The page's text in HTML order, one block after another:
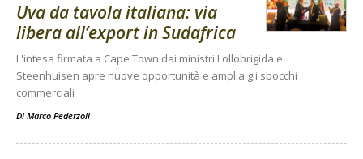
Uva da tavola italiana: via
libera all’export in Sudafrica
L'intesa firmata a Cape Town dai ministri Lollobrigida e
Steenhuisen apre nuove opportunità e amplia gli sbocchi
commerciali
Di Marco Pederzoli